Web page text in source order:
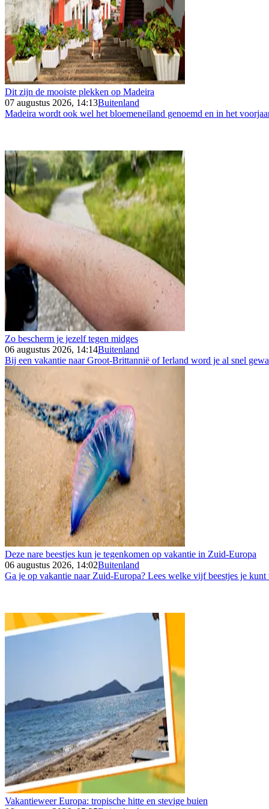
Dit zijn de mooiste plekken op Madeira
07 augustus 2026, 14:13Buitenland
Madeira wordt ook wel het bloemeneiland genoemd en in het
Zo bescherm je jezelf tegen midges
06 augustus 2026, 14:14Buitenland
Bij een vakantie naar Groot-Brittannië of Ierland word je al snel
Deze nare beestjes kun je tegenkomen op vakantie in Zuid-Europa
06 augustus 2026, 14:02Buitenland
Ga je op vakantie naar Zuid-Europa? Lees welke vijf beestjes je kunt
Vakantieweer Europa: tropische hitte en stevige buien